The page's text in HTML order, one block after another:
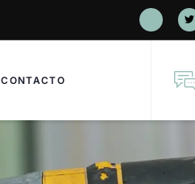
CONTACTO